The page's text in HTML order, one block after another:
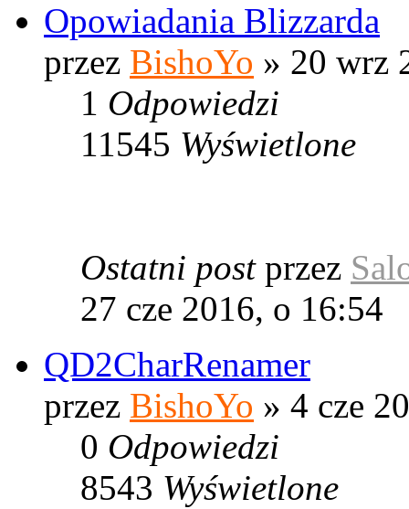
Opowiadania Blizzarda
przez BishoYo » 20 wrz
1 Odpowiedzi
11545 Wyświetlone
Ostatni post przez
27 cze 2016, o 16:54
QD2CharRenamer
przez BishoYo » 4 cze
0 Odpowiedzi
8543 Wyświetlone